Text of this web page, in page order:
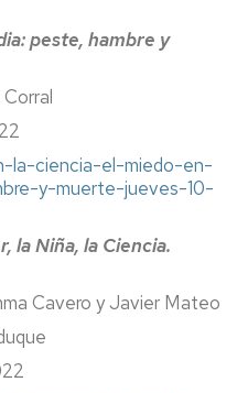
peste, hambre y
la-ciencia-el-miedo-en-
y-muerte-jueves-10-
la Niña, la Ciencia.
Cavero y Javier Mateo